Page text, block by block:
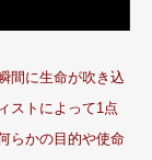
間に生命が吹き込
ストによって1点
らかの目的や使命